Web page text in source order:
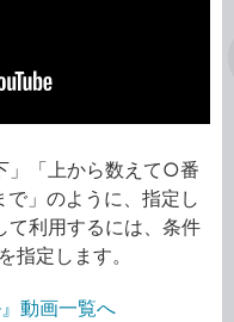
」「上から数えて○番
」のように、指定し
て利用するには、条件
指定します。
動画一覧へ